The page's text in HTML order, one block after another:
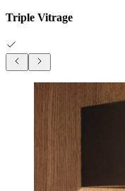
Triple Vitrage